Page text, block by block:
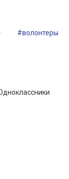
#волонтеры